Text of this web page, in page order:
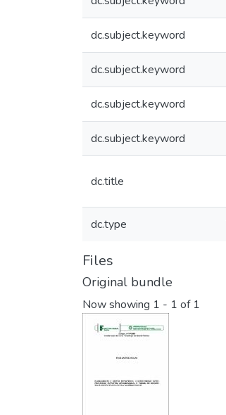
dc.subject.keyword
dc.subject.keyword
dc.subject.keyword
dc.subject.keyword
dc.title
dc.type
Files
Original bundle
Now showing 1 - 1 of 1